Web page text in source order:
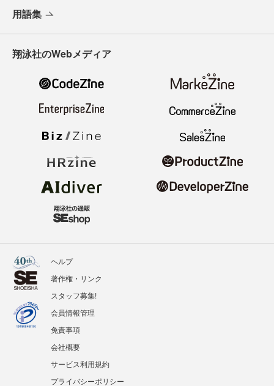
用語集
翔泳社のWebメディア
ヘルプ
著作権・リンク
スタッフ募集!
会員情報管理
免責事項
会社概要
サービス利用規約
プライバシーポリシー